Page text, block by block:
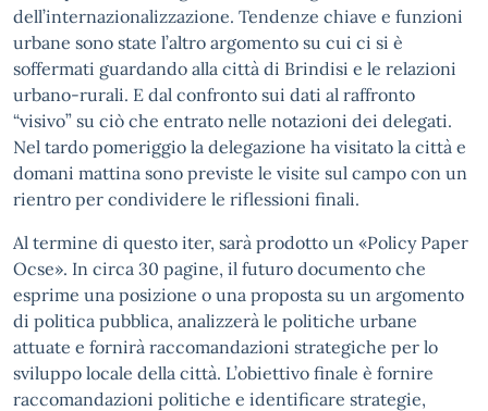
dell’internazionalizzazione. Tendenze chiave e funzioni
urbane sono state l’altro argomento su cui ci si è
soffermati guardando alla città di Brindisi e le relazioni
urbano-rurali. E dal confronto sui dati al raffronto
“visivo” su ciò che entrato nelle notazioni dei delegati.
Nel tardo pomeriggio la delegazione ha visitato la città e
domani mattina sono previste le visite sul campo con un
rientro per condividere le riflessioni finali.
Al termine di questo iter, sarà prodotto un «Policy Paper
Ocse». In circa 30 pagine, il futuro documento che
esprime una posizione o una proposta su un argomento
di politica pubblica, analizzerà le politiche urbane
attuate e fornirà raccomandazioni strategiche per lo
sviluppo locale della città. L’obiettivo finale è fornire
raccomandazioni politiche e identificare strategie,